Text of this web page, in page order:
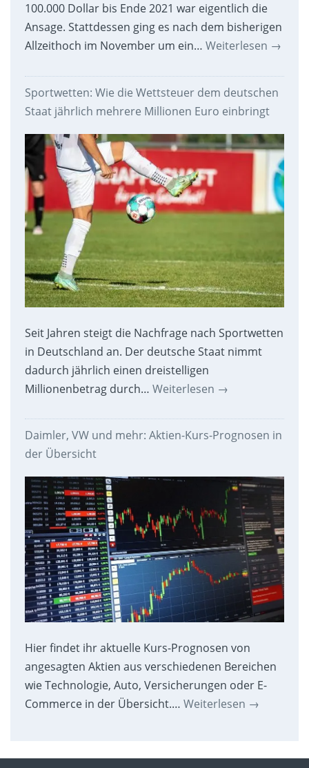
100.000 Dollar bis Ende 2021 war eigentlich die
Ansage. Stattdessen ging es nach dem bisherigen
Allzeithoch im November um ein… Weiterlesen →
Sportwetten: Wie die Wettsteuer dem deutschen
Staat jährlich mehrere Millionen Euro einbringt
Seit Jahren steigt die Nachfrage nach Sportwetten
in Deutschland an. Der deutsche Staat nimmt
dadurch jährlich einen dreistelligen
Millionenbetrag durch… Weiterlesen →
Daimler, VW und mehr: Aktien-Kurs-Prognosen in
der Übersicht
Hier findet ihr aktuelle Kurs-Prognosen von
angesagten Aktien aus verschiedenen Bereichen
wie Technologie, Auto, Versicherungen oder E-
Commerce in der Übersicht.… Weiterlesen →